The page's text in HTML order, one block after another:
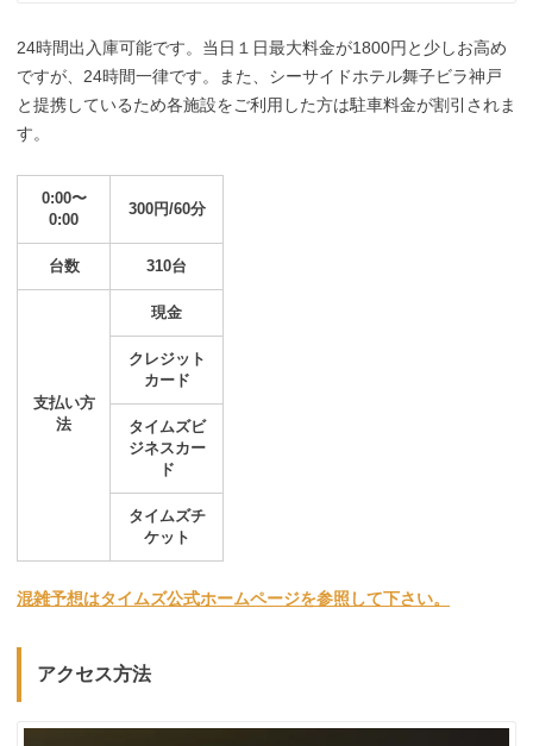
24時間出入庫可能です。当日１日最大料金が1800円と少しお高め
ですが、24時間一律です。また、シーサイドホテル舞子ビラ神戸
と提携しているため各施設をご利用した方は駐車料金が割引されま
す。
0:00〜
0:00
300円/60分
台数 310台
支払い方
法
現金
クレジット
カード
タイムズビ
ジネスカー
ド
タイムズチ
ケット
混雑予想はタイムズ公式ホームページを参照して下さい。
アクセス方法